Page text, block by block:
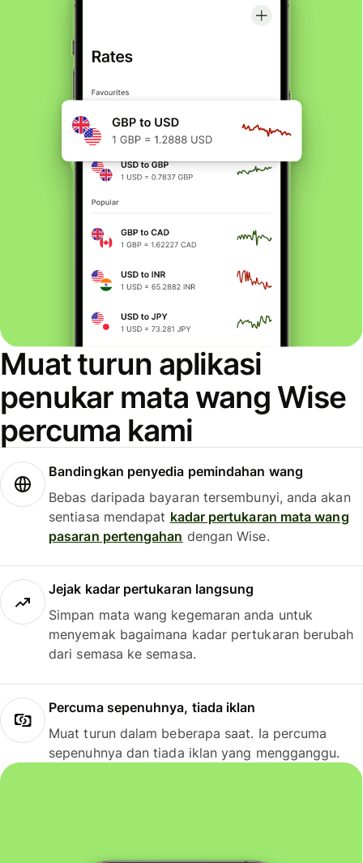
Muat turun aplikasi
penukar mata wang Wise
percuma kami
Bandingkan penyedia pemindahan wang
Bebas daripada bayaran tersembunyi, anda akan
sentiasa mendapat kadar pertukaran mata wang
pasaran pertengahan dengan Wise.
Jejak kadar pertukaran langsung
Simpan mata wang kegemaran anda untuk
menyemak bagaimana kadar pertukaran berubah
dari semasa ke semasa.
Percuma sepenuhnya, tiada iklan
Muat turun dalam beberapa saat. Ia percuma
sepenuhnya dan tiada iklan yang mengganggu.